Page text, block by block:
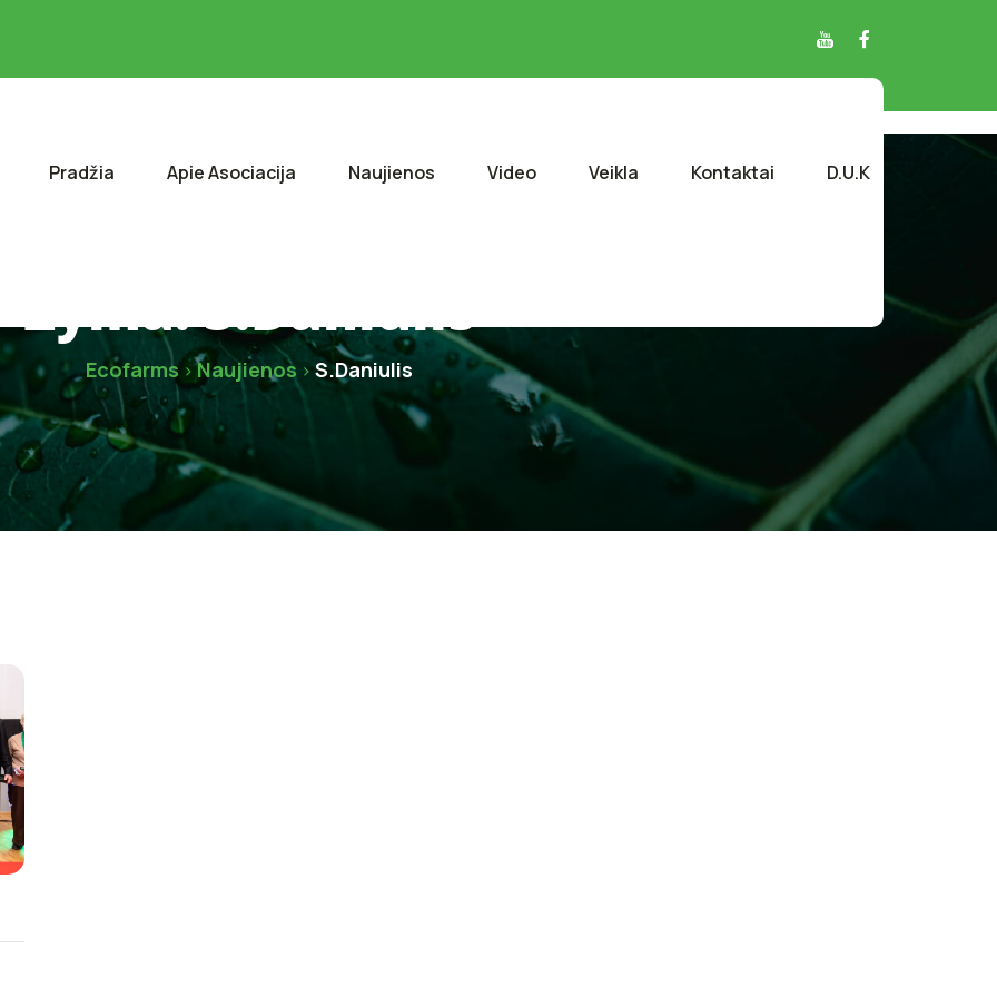
Pradžia Apie Asociacija Naujienos Video Veikla Kontaktai D.U.K
Žyma:S.Daniulis
Ecofarms >Naujienos >S.Daniulis